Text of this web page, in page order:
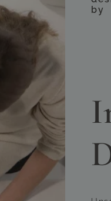
Details für das
erhöhen nicht
schaffen eine
echtes Highlight in
ein durchdachtes
Momente
by